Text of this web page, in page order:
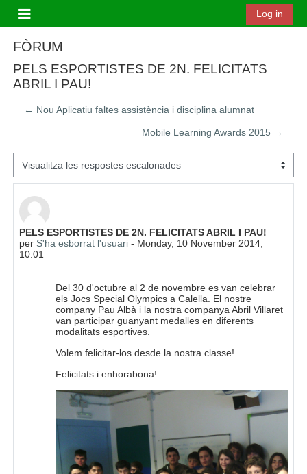
Panell lateral
Log in
FÒRUM
PELS ESPORTISTES DE 2N. FELICITATS
ABRIL I PAU!
← Nou Aplicatiu faltes assistència i disciplina alumnat
Mobile Learning Awards 2015 →
Mode de visualització
PELS ESPORTISTES DE 2N. FELICITATS ABRIL I PAU!
per S'ha esborrat l'usuari - Monday, 10 November 2014,
10:01
Nombre de respostes: 5
Del 30 d'octubre al 2 de novembre es van celebrar
els Jocs Special Olympics a Calella. El nostre
company Pau Albà i la nostra companya Abril Villaret
van participar guanyant medalles en diferents
modalitats esportives.
Volem felicitar-los desde la nostra classe!
Felicitats i enhorabona!